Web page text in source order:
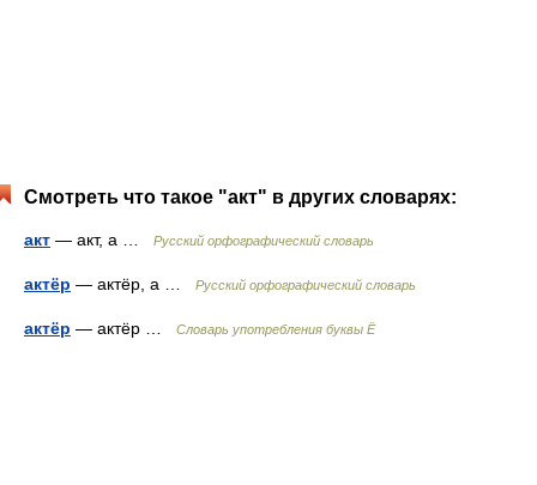
Смотреть что такое "акт" в других словарях:
акт — акт, а … Русский орфографический словарь
актёр — актёр, а … Русский орфографический словарь
актёр — актёр … Словарь употребления буквы Ё